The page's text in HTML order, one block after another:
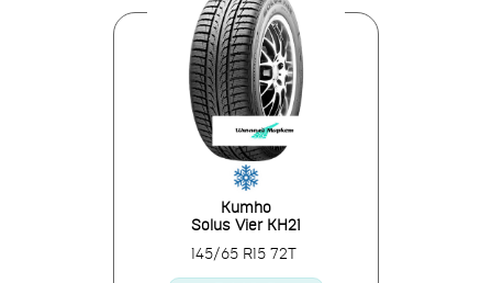
Kumho
Solus Vier KH21
145/65 R15 72T